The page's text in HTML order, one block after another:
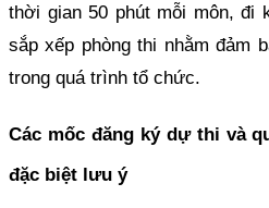
thời gian 50 phút mỗi môn, đi
sắp xếp phòng thi nhằm đảm
trong quá trình tổ chức.
Các mốc đăng ký dự thi và
đặc biệt lưu ý